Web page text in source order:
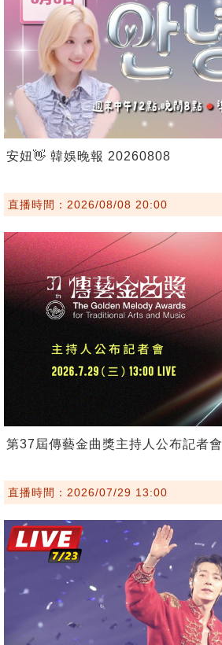
安妞👋 韓娛晚報 20260808
直播時間：2026/08/08 20:00
第37屆傳藝金曲獎主持人公布記者會
直播時間：2026/07/29 13:00